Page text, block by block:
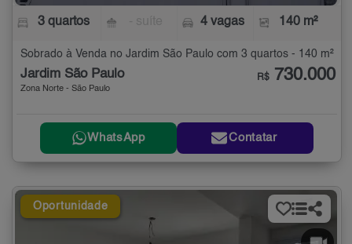
3 quartos 4 vagas 140 m²
Sobrado à Venda no Jardim São Paulo com 3 quartos - 140 m²
Jardim São Paulo
Zona Norte - São Paulo
R$ 730.000
WhatsApp Contatar
Oportunidade